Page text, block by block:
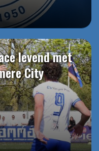
levend met
City